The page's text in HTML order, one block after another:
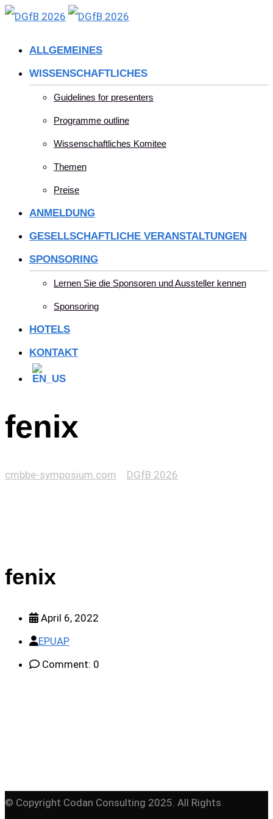
Skip
ALLGEMEINES
WISSENSCHAFTLICHES
Guidelines for presenters
Programme outline
Wissenschaftliches Komitee
Themen
Preise
ANMELDUNG
GESELLSCHAFTLICHE VERANSTALTUNGEN
SPONSORING
Lernen Sie die Sponsoren und Aussteller kennen
Sponsoring
HOTELS
KONTAKT
fenix
cmbbe-symposium.com DGfB 2026
fenix
April 6, 2022
EPUAP
Comment: 0
© Copyright Codan Consulting 2025. All Rights